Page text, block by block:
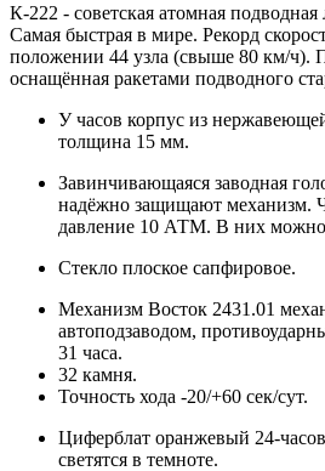
К-222 - советская атомная подводная
Самая быстрая в мире. Рекорд
положении 44 узла (свыше 80 км/ч).
оснащённая ракетами подводного
У часов корпус из
толщина 15 мм.
Завинчивающаяся заводная
надёжно защищают механизм.
давление 10 АТМ. В них можно
Стекло плоское сапфировое.
Механизм Восток 2431.01
автоподзаводом,
31 часа.
32 камня.
Точность хода -20/+60 сек/сут.
Циферблат оранжевый 24-
светятся в темноте.